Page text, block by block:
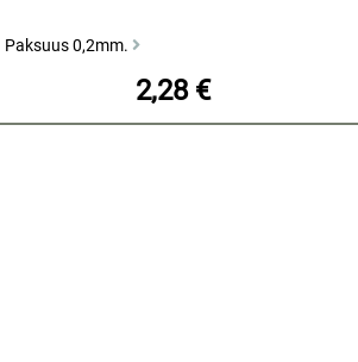
Paksuus 0,2mm.
2,28 €